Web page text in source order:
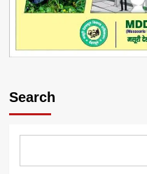
Search